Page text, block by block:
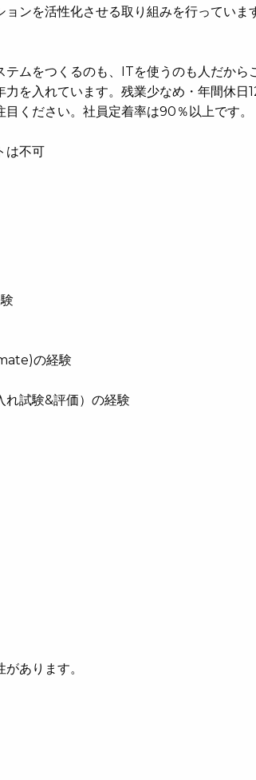
ンを活性化させる取り組みを行っていま
ムをつくるのも、ITを使うのも人だから
を入れています。残業少なめ・年間休日
ください。社員定着率は90％以上です。
は不可
の経験
れ試験&評価）の経験
あります。